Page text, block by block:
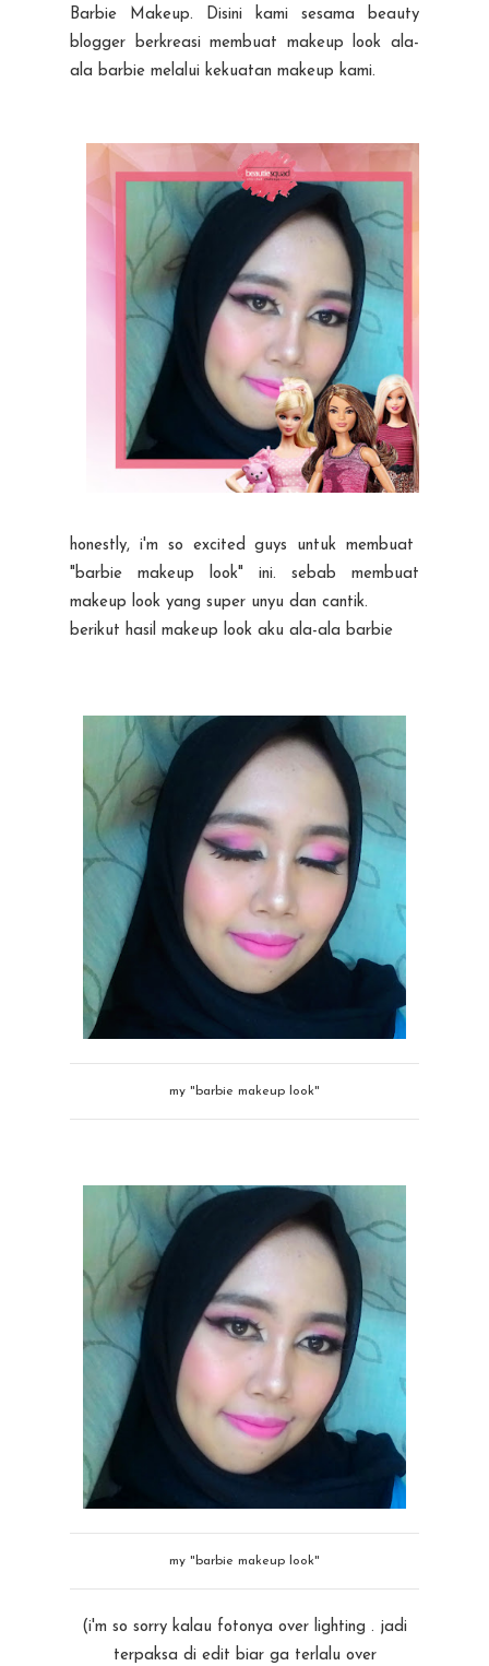
Barbie Makeup. Disini kami sesama beauty
blogger berkreasi membuat makeup look ala-
ala barbie melalui kekuatan makeup kami.
honestly, i'm so excited guys untuk membuat
"barbie makeup look" ini. sebab membuat
makeup look yang super unyu dan cantik.
berikut hasil makeup look aku ala-ala barbie
my "barbie makeup look"
my "barbie makeup look"
(i'm so sorry kalau fotonya over lighting . jadi
terpaksa di edit biar ga terlalu over